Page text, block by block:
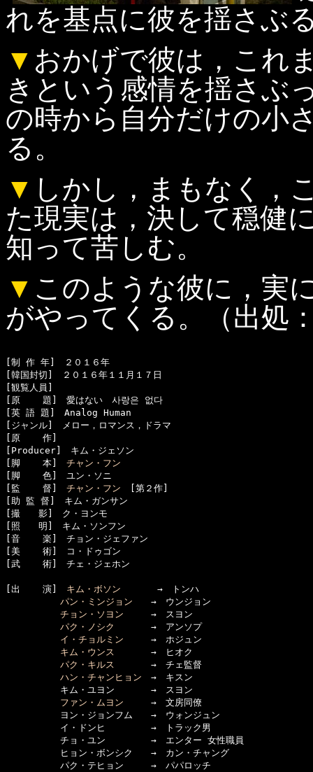
れを基点に彼を揺さぶ
▼ おかげで彼は，これ
きという感情を揺さぶ
の時から自分だけの小
る。
▼ しかし，まもなく，
た現実は，決して穏健
知って苦しむ。
▼ このような彼に，実
がやってくる。（出処
[制 作 年]　２０１６年
[韓国封切]　２０１６年１１月１７日
[観覧人員]
[原    題]　愛はない　사랑은 없다
[英 語 題]　Analog Human
[ジャンル]　メロー，ロマンス，ドラマ
[原    作]
[Producer]　キム・ジェソン
[脚    本] チャン・フン
[脚    色]　ユン・ソニ
[監    督] チャン・フン [第２作]
[助 監 督]　キム・ガンサン
[撮　　影]　ク・ヨンモ
[照　　明]　キム・ソンフン
[音    楽]　チョン・ジェファン
[美    術]　コ・ドゥゴン
[武    術]　チェ・ジェホン
[出    演] キム・ボソン →　トンハ
パン・ミンジョン →　ウンジョン
チョン・ソヨン →　スヨン
パク・ノシク
→　アンソプ
イ・チョルミン →　ホジュン
キム・ウンス →　ヒオク
パク・キルス →　チェ監督
ハン・チャンヒョン →　キスン
キム・ユヨン　　　　→　スヨン
ファン・ムヨン →　文房同僚
ヨン・ジョンフム　　→　ウォンジュン
イ・ドンヒ　　　　　→　トラック男
チョ・ユン　　　　　→　エンター 女性職員
ヒョン・ボンシク　　→　カン・チャング
パク・テヒョン　　　→　パパロッチ